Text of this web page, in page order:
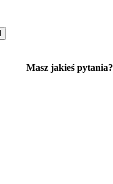
Masz jakieś pytania?